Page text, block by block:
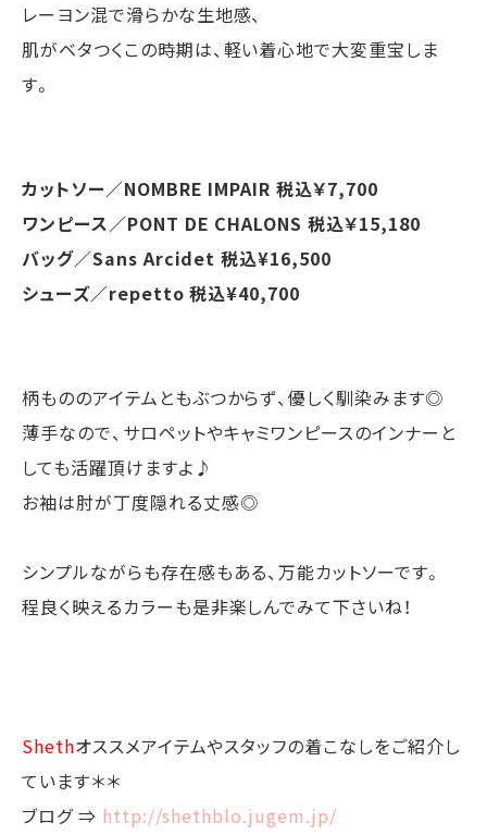
レーヨン混で滑らかな生地感、
肌がベタつくこの時期は、軽い着心地で大変重宝しま
す。
カットソー／NOMBRE IMPAIR 税込￥7,700
ワンピース／PONT DE CHALONS 税込￥15,180
バッグ／Sans Arcidet 税込¥16,500
シューズ／repetto 税込¥40,700
柄もののアイテムともぶつからず、優しく馴染みます◎
薄手なので、サロペットやキャミワンピースのインナーと
しても活躍頂けますよ♪
お袖は肘が丁度隠れる丈感◎
シンプルながらも存在感もある、万能カットソーです。
程良く映えるカラーも是非楽しんでみて下さいね！
Shethオススメアイテムやスタッフの着こなしをご紹介し
ています＊＊
ブログ ⇒ http://shethblo.jugem.jp/